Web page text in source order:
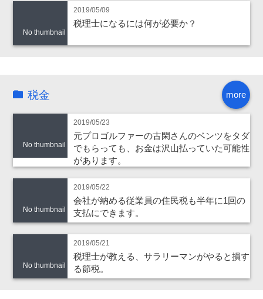
No thumbnail
2019/05/09
税理士になるには何が必要か？
more
税金
No thumbnail
2019/05/23
元プロゴルファーの古閑さんのベンツをタダ
でもらっても、お金は沢山払っていた可能性
があります。
No thumbnail
2019/05/22
会社が納める従業員の住民税も半年に1回の
支払にできます。
No thumbnail
2019/05/21
税理士が教える、サラリーマンがやると損す
る節税。